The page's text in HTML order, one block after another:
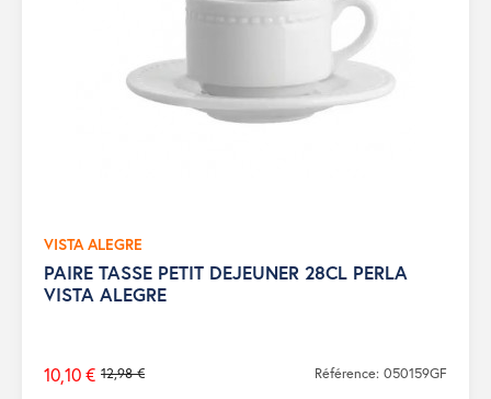
VISTA ALEGRE
PAIRE TASSE PETIT DEJEUNER 28CL PERLA
VISTA ALEGRE
Prix
12,98 €
10,10 € Référence: 050159GF